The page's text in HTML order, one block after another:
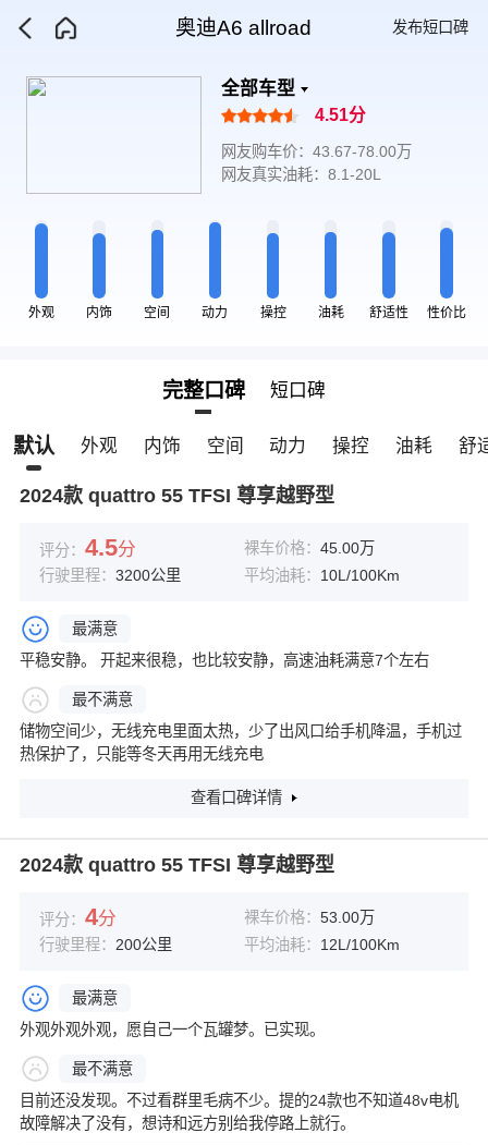
奥迪A6 allroad 发布短口碑
全部车型
4.51分
网友购车价：43.67-78.00万
网友真实油耗：8.1-20L
外观 内饰 空间 动力 操控 油耗 舒适性 性价比
完整口碑 短口碑
默认 外观 内饰 空间 动力 操控 油耗 舒
2024款 quattro 55 TFSI 尊享越野型
评分： 4.5分 裸车价格： 45.00万
行驶里程： 3200公里 平均油耗： 10L/100Km
最满意
平稳安静。 开起来很稳，也比较安静，高速油耗满意7个左右
最不满意
储物空间少，无线充电里面太热，少了出风口给手机降温，手机过
热保护了，只能等冬天再用无线充电
查看口碑详情
2024款 quattro 55 TFSI 尊享越野型
评分： 4分 裸车价格： 53.00万
行驶里程： 200公里 平均油耗： 12L/100Km
最满意
外观外观外观，愿自己一个瓦罐梦。已实现。
最不满意
目前还没发现。不过看群里毛病不少。提的24款也不知道48v电机
故障解决了没有，想诗和远方别给我停路上就行。